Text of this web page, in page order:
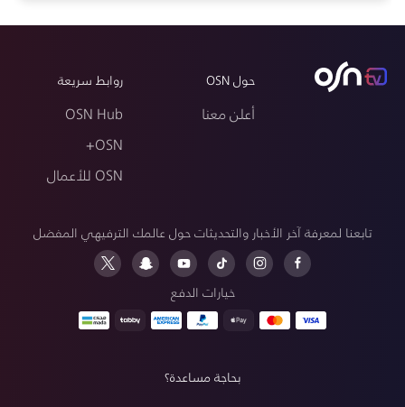
حول OSN
أعلن معنا
روابط سريعة
OSN Hub
OSN+
OSN للأعمال
تابعنا لمعرفة آخر الأخبار والتحديثات حول عالمك الترفيهي المفضل
خيارات الدفع
بحاجة مساعدة؟